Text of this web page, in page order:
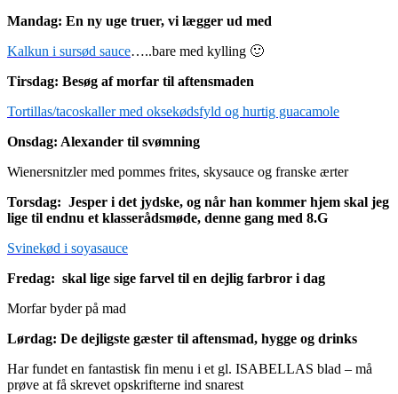
Mandag: En ny uge truer, vi lægger ud med
Kalkun i sursød sauce…..bare med kylling 🙂
Tirsdag: Besøg af morfar til aftensmaden
Tortillas/tacoskaller med oksekødsfyld og hurtig guacamole
Onsdag: Alexander til svømning
Wienersnitzler med pommes frites, skysauce og franske ærter
Torsdag: Jesper i det jydske, og når han kommer hjem skal jeg
lige til endnu et klasserådsmøde, denne gang med 8.G
Svinekød i soyasauce
Fredag: skal lige sige farvel til en dejlig farbror i dag
Morfar byder på mad
Lørdag: De dejligste gæster til aftensmad, hygge og drinks
Har fundet en fantastisk fin menu i et gl. ISABELLAS blad – må
prøve at få skrevet opskrifterne ind snarest